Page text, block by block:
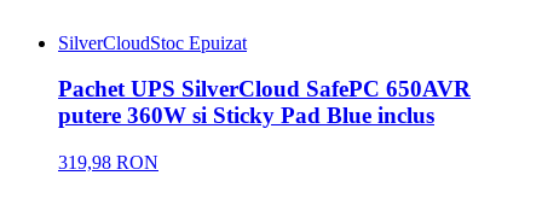
SilverCloudStoc Epuizat
Pachet UPS SilverCloud SafePC 650AVR
putere 360W si Sticky Pad Blue inclus
319,98 RON